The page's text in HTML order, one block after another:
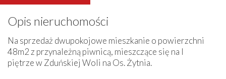
Opis nieruchomości
Na sprzedaż dwupokojowe mieszkanie o powierzchni
48m2 z przynależną piwnicą, mieszczące się na I
piętrze w Zduńskiej Woli na Os. Żytnia.